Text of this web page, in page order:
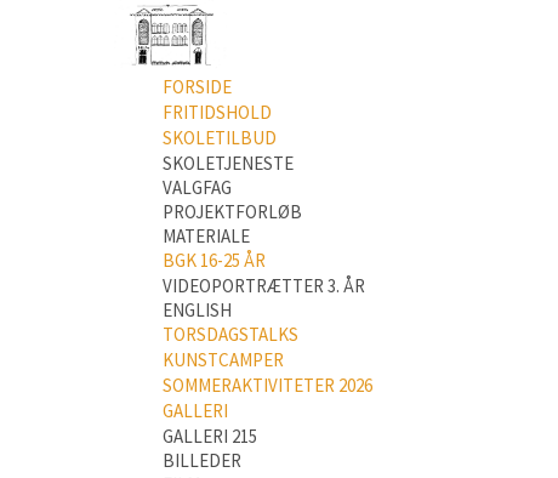
FORSIDE
FRITIDSHOLD
SKOLETILBUD
SKOLETJENESTE
VALGFAG
PROJEKTFORLØB
MATERIALE
BGK 16-25 ÅR
VIDEOPORTRÆTTER 3. ÅR
ENGLISH
TORSDAGSTALKS
KUNSTCAMPER
SOMMERAKTIVITETER 2026
GALLERI
GALLERI 215
BILLEDER